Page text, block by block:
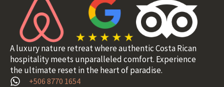
A luxury nature retreat where authentic Costa Rican
hospitality meets unparalleled comfort. Experience
the ultimate reset in the heart of paradise.
+506 8770 1654